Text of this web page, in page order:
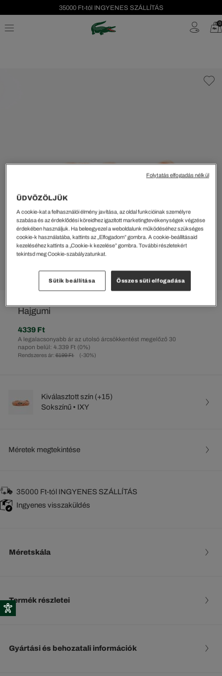
35000 Ft-tól INGYENES SZÁLLÍTÁS
Szezonális leárazás akár -40%! 0
Hajgumi
Rendszeres ár: 6199 Ft (-30%)
A legalacsonyabb ár az utolsó árcsökkentést megelőző 30
napon belül: 4.339 Ft (0%)
4339 Ft
Kiválasztott szín (+15)
Sokszínű • IXY
Méretek megtekintése
35000 Ft-tól INGYENES SZÁLLÍTÁS
Ingyenes visszaküldés
Méretskála
Termék részletei
Gyártási és behozatali információk
ÜDVÖZÖLJÜK
A cookie-kat a felhasználói élmény javítása, az oldal funkcióinak személyre
szabása és az érdeklődési köreidhez igazított marketingtevékenységek végzése
érdekében használjuk. Ha beleegyezel a weboldalunk működéséhez szükséges
cookie-k használatába, kattints az „Elfogadom” gombra. A cookie-beállításaid
kezeléséhez kattints a „Cookie-k kezelése” gombra. További részletekért
tekintsd meg Cookie-szabályzatunkat.
Sütik beállítása Összes süti elfogadása
Folytatás elfogadás nélkül